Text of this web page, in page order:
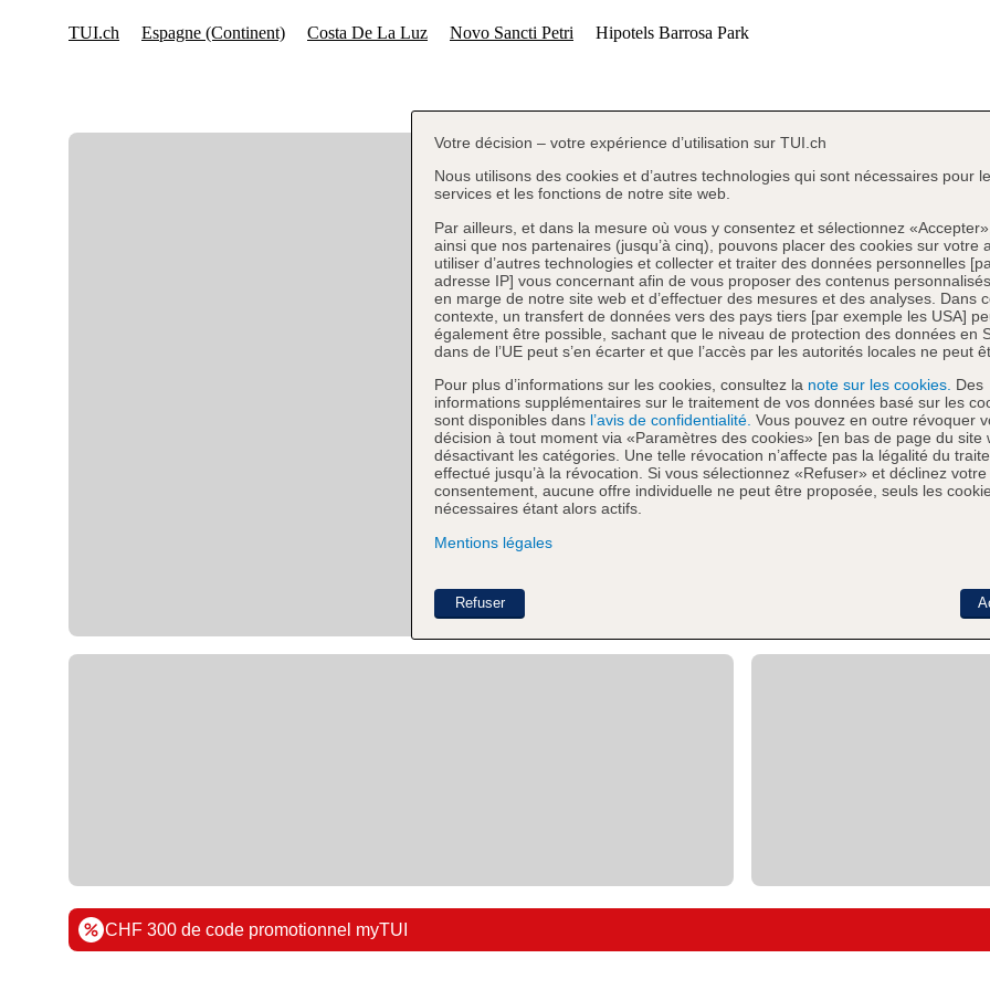
CHF 300 de code promotionnel myTUI
Votre décision – votre expérience d’utilisation sur TUI.ch
Nous utilisons des cookies et d’autres technologies qui sont nécessaires pour
services et les fonctions de notre site web.
Par ailleurs, et dans la mesure où vous y consentez et sélectionnez
ainsi que nos partenaires (jusqu’à cinq), pouvons placer des cookies sur votre
utiliser d’autres technologies et collecter et traiter des données personnelles
adresse IP] vous concernant afin de vous proposer des contenus
en marge de notre site web et d’effectuer des mesures et des analyses. Dans
contexte, un transfert de données vers des pays tiers [par exemple les USA]
également être possible, sachant que le niveau de protection des données en
dans de l’UE peut s’en écarter et que l’accès par les autorités locales ne peut
Pour plus d’informations sur les cookies, consultez la note sur les cookies. Des
informations supplémentaires sur le traitement de vos données basé sur les
sont disponibles dans l’avis de confidentialité. Vous pouvez en outre révoquer
décision à tout moment via «Paramètres des cookies» [en bas de page du site
désactivant les catégories. Une telle révocation n’affecte pas la légalité du
effectué jusqu’à la révocation. Si vous sélectionnez «Refuser» et déclinez votre
consentement, aucune offre individuelle ne peut être proposée, seuls les
nécessaires étant alors actifs.
Mentions légales
Refuser